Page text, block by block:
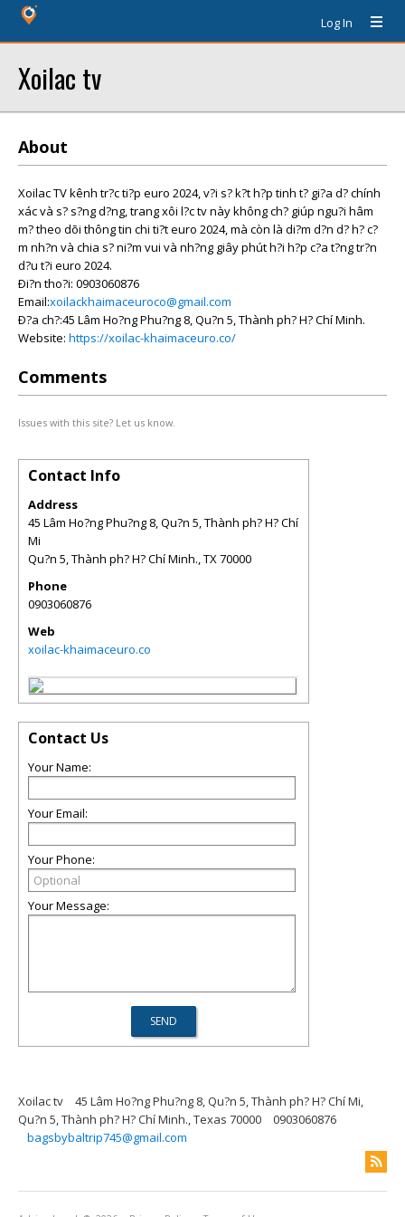
Log In
Xoilac tv
About
Xoilac TV kênh tr?c ti?p euro 2024, v?i s? k?t h?p tinh t? gi?a d? chính
xác và s? s?ng d?ng, trang xôi l?c tv này không ch? giúp ngu?i hâm
m? theo dõi thông tin chi ti?t euro 2024, mà còn là di?m d?n d? h? c?
m nh?n và chia s? ni?m vui và nh?ng giây phút h?i h?p c?a t?ng tr?n
d?u t?i euro 2024.
Ði?n tho?i: 0903060876
Email:xoilackhaimaceuroco@gmail.com
Ð?a ch?:45 Lâm Ho?ng Phu?ng 8, Qu?n 5, Thành ph? H? Chí Minh.
Website: https://xoilac-khaimaceuro.co/
Comments
Issues with this site? Let us know.
Contact Info
Address
45 Lâm Ho?ng Phu?ng 8, Qu?n 5, Thành ph? H? Chí
Mi
Qu?n 5, Thành ph? H? Chí Minh.,TX70000
Phone
0903060876
Web
xoilac-khaimaceuro.co
Contact Us
Your Name:
Your Email:
Your Phone:
Your Message:
Xoilac tv
45 Lâm Ho?ng Phu?ng 8, Qu?n 5, Thành ph? H? Chí Mi,
Qu?n 5, Thành ph? H? Chí Minh., Texas 70000
0903060876
bagsbybaltrip745@gmail.com